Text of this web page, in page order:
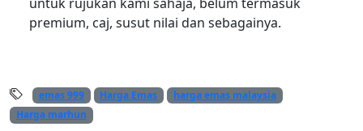
premium, caj, susut nilai dan sebagainya.
emas 999 Harga Emas
harga emas malaysia
Harga marhun